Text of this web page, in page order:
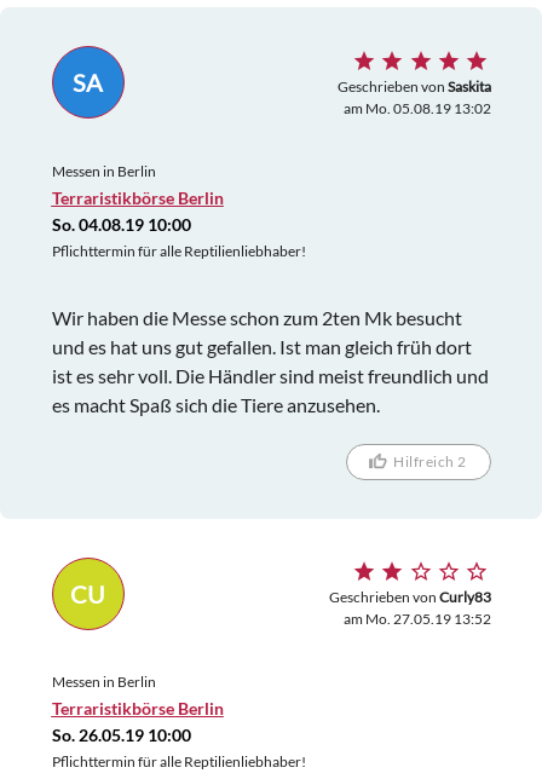
SA Geschrieben von Saskita
am Mo. 05.08.19 13:02
Messen in Berlin
Terraristikbörse Berlin
So. 04.08.19 10:00
Pflichttermin für alle Reptilienliebhaber!
Wir haben die Messe schon zum 2ten Mk besucht
und es hat uns gut gefallen. Ist man gleich früh dort
ist es sehr voll. Die Händler sind meist freundlich und
es macht Spaß sich die Tiere anzusehen.
Hilfreich 2
CU Geschrieben von Curly83
am Mo. 27.05.19 13:52
Messen in Berlin
Terraristikbörse Berlin
So. 26.05.19 10:00
Pflichttermin für alle Reptilienliebhaber!